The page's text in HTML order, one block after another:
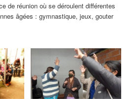
de réunion où se déroulent différentes
âgées : gymnastique, jeux, gouter